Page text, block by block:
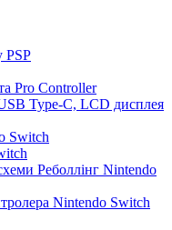
PSP
Pro Controller
Type-C, LCD дисплея
Switch
Реболлінг Nintendo
Nintendo Switch